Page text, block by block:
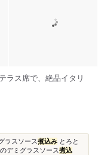
ラス席で、絶品イタリ
ラスソース煮込み とろと
デミグラスソース煮込